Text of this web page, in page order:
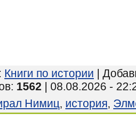
: Книги по истории |
: 1562 | 08.08.2026 -
Нимиц, история,